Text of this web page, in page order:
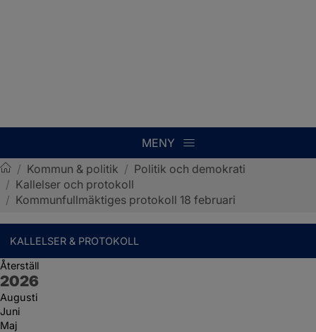
MENY
Sotenäs kommun
/ Kommun & politik / Politik och demokrati
/ Kallelser och protokoll
/ Kommunfullmäktiges protokoll 18 februari
KALLELSER & PROTOKOLL
Återställ
År:
2026
Augusti
Juni
Maj